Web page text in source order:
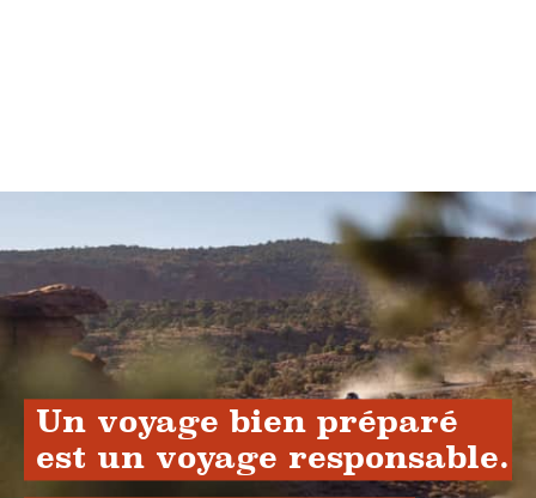
Un voyage bien préparé
est un voyage responsable.